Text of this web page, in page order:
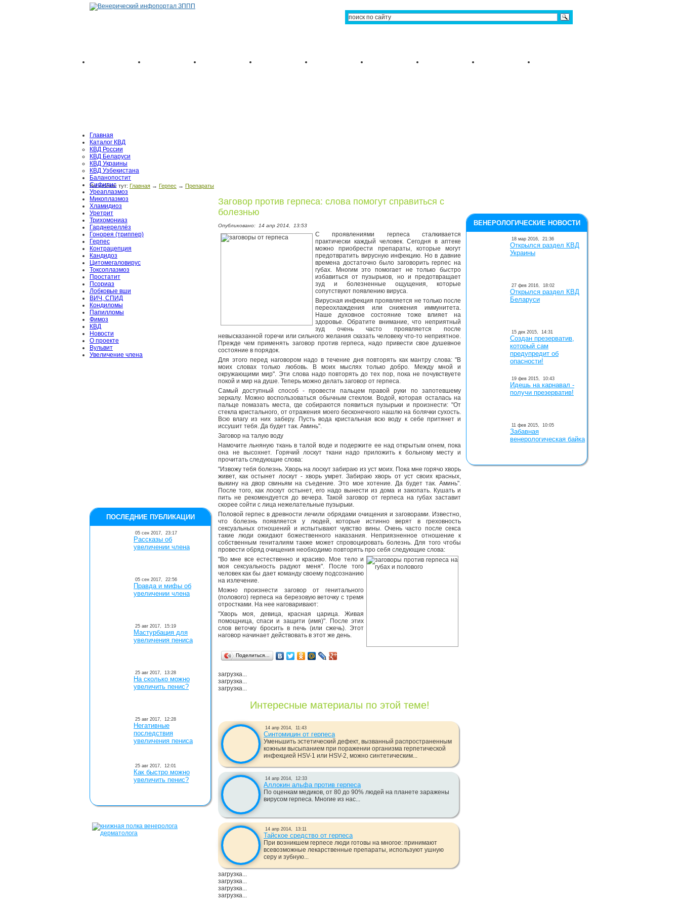
Главная
Каталог КВД
КВД России
КВД Беларуси
КВД Украины
КВД Узбекистана
Баланопостит
Сифилис
Уреаплазмоз
Микоплазмоз
Хламидиоз
Уретрит
Трихомониаз
Гарднереллёз
Гонорея (триппер)
Герпес
Контрацепция
Кандидоз
Цитомегаловирус
Токсоплазмоз
Простатит
Псориаз
Лобковые вши
ВИЧ, СПИД
Кондиломы
Папилломы
Фимоз
КВД
Новости
О проекте
Вульвит
Увеличение члена
Вы сейчас тут: Главная → Герпес → Препараты
Заговор против герпеса: слова помогут справиться с
болезнью
Опубликовано: 14 апр 2014, 13:53
С проявлениями герпеса сталкивается
практически каждый человек. Сегодня в аптеке
можно приобрести препараты, которые могут
предотвратить вирусную инфекцию. Но в давние
времена достаточно было заговорить герпес на
губах. Многим это помогает не только быстро
избавиться от пузырьков, но и предотвращает
зуд и болезненные ощущения, которые
сопутствуют появлению вируса.
Вирусная инфекция проявляется не только после
переохлаждения или снижения иммунитета.
Наше духовное состояние тоже влияет на
здоровье. Обратите внимание, что неприятный
зуд очень часто проявляется после
невысказанной горечи или сильного желания сказать человеку что-то неприятное.
Прежде чем применять заговор против герпеса, надо привести свое душевное
состояние в порядок.
Для этого перед наговором надо в течение дня повторять как мантру слова: "В
моих словах только любовь. В моих мыслях только добро. Между мной и
окружающими мир". Эти слова надо повторять до тех пор, пока не почувствуете
покой и мир на душе. Теперь можно делать заговор от герпеса.
Самый доступный способ - провести пальцем правой руки по запотевшему
зеркалу. Можно воспользоваться обычным стеклом. Водой, которая осталась на
пальце помазать места, где собираются появиться пузырьки и произнести: "От
стекла кристального, от отражения моего бесконечного нашлю на болячки сухость.
Всю влагу из них заберу. Пусть вода кристальная всю воду к себе притянет и
иссушит тебя. Да будет так. Аминь".
Заговор на талую воду
Намочите льняную ткань в талой воде и подержите ее над открытым огнем, пока
она не высохнет. Горячий лоскут ткани надо приложить к больному месту и
прочитать следующие слова:
"Извожу тебя болезнь. Хворь на лоскут забираю из уст моих. Пока мне горячо хворь
живет, как остынет лоскут - хворь умрет. Забираю хворь от уст своих красных,
выкину на двор свиньям на съедение. Это мое хотение. Да будет так. Аминь".
После того, как лоскут остынет, его надо вынести из дома и закопать. Кушать и
пить не рекомендуется до вечера. Такой заговор от герпеса на губах заставит
скорее сойти с лица нежелательные пузырьки.
Половой герпес в древности лечили обрядами очищения и заговорами. Известно,
что болезнь появляется у людей, которые истинно верят в греховность
сексуальных отношений и испытывают чувство вины. Очень часто после секса
такие люди ожидают божественного наказания. Неприязненное отношение к
собственным гениталиям также может спровоцировать болезнь. Для того чтобы
провести обряд очищения необходимо повторять про себя следующие слова:
"Во мне все естественно и красиво. Мое тело и
моя сексуальность радуют меня". После того
человек как бы дает команду своему подсознанию
на излечение.
Можно произнести заговор от генитального
(полового) герпеса на березовую веточку с тремя
отростками. На нее наговаривают:
"Хворь моя, девица, красная царица. Живая
помощница, спаси и защити (имя)". После этих
слов веточку бросить в печь (или сжечь). Этот
наговор начинает действовать в этот же день.
Поделиться…
загрузка...
загрузка...
загрузка...
Интересные материалы по этой теме!
14 апр 2014, 11:43
Синтомицин от герпеса
Уменьшить эстетический дефект, вызванный распространенным
кожным высыпанием при поражении организма герпетической
инфекцией HSV-1 или HSV-2, можно синтетическим...
14 апр 2014, 12:33
Аллокин альфа против герпеса
По оценкам медиков, от 80 до 90% людей на планете заражены
вирусом герпеса. Многие из нас...
14 апр 2014, 13:11
Тайское средство от герпеса
При возникшем герпесе люди готовы на многое: принимают
всевозможные лекарственные препараты, используют ушную
серу и зубную...
загрузка...
загрузка...
загрузка...
загрузка...
ПОСЛЕДНИЕ ПУБЛИКАЦИИ
05 сен 2017, 23:17
Рассказы об
увеличении члена
05 сен 2017, 22:56
Правда и мифы об
увеличении члена
25 авг 2017, 15:19
Мастурбация для
увеличения пениса
25 авг 2017, 13:28
На сколько можно
увеличить пенис?
25 авг 2017, 12:28
Негативные
последствия
увеличения пениса
25 авг 2017, 12:01
Как быстро можно
увеличить пенис?
ВЕНЕРОЛОГИЧЕСКИЕ НОВОСТИ
18 мар 2016, 21:36
Открылся раздел КВД
Украины
27 фев 2016, 18:02
Открылся раздел КВД
Беларуси
15 дек 2015, 14:31
Создан презерватив,
который сам
предупредит об
опасности!
19 фев 2015, 10:43
Идешь на карнавал -
получи презерватив!
11 фев 2015, 10:05
Забавная
венерологическая байка